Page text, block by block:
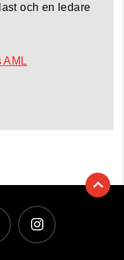
och en ledare
AML